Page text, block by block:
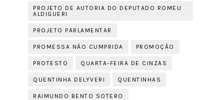
PROJETO DE AUTORIA DO DEPUTADO ROMEU
ALDIGUERI
PROJETO PARLAMENTAR
PROMESSA NÃO CUMPRIDA PROMOÇÃO
PROTESTO QUARTA-FEIRA DE CINZAS
QUENTINHA DELYVERI QUENTINHAS
RAIMUNDO BENTO SOTERO